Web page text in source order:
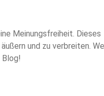
Meinungsfreiheit. Dieses
und zu verbreiten.
Blog!